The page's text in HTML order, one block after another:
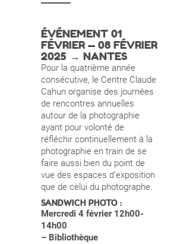
ÉVÉNEMENT 01
FÉVRIER — 08 FÉVRIER
2025 → NANTES
Pour la quatrième année
consécutive, le Centre Claude
Cahun organise des journées
de rencontres annuelles
autour de la photographie
ayant pour volonté de
réfléchir continuellement à la
photographie en train de se
faire aussi bien du point de
vue des espaces d’exposition
que de celui du photographe.
SANDWICH PHOTO :
Mercredi 4 février 12h00-
14h00
– Bibliothèque